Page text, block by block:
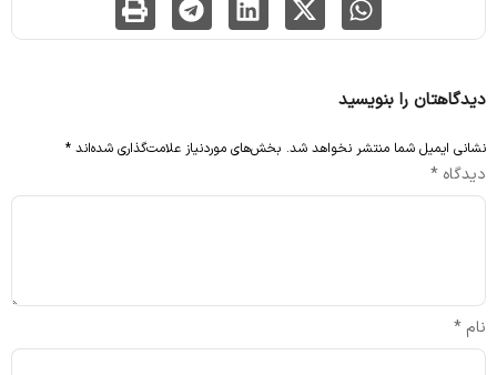
دیدگاهتان را بنویسید
نشانی ایمیل شما منتشر نخواهد شد. بخش‌های موردنیاز علامت‌گذاری شده‌اند *
دیدگاه *
نام *